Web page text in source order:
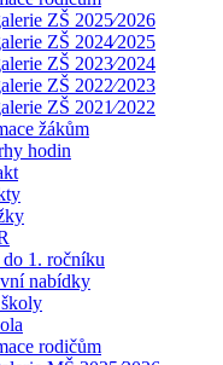
ZŠ 2025⁄2026
ZŠ 2024⁄2025
ZŠ 2023⁄2024
ZŠ 2022⁄2023
ZŠ 2021⁄2022
žákům
hodin
do 1. ročníku
nabídky
rodičům